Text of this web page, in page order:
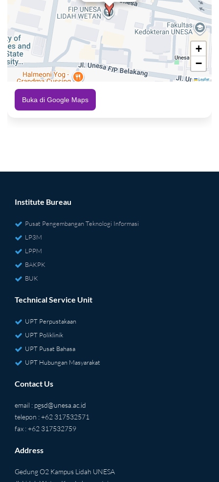
+
−
Leaflet
Buka di Google Maps
Institute Bureau
Pusat Pengembangan Teknologi Informasi
LP3M
LPPM
BAKPK
BUK
Technical Service Unit
UPT Perpustakaan
UPT Poliklinik
UPT Pusat Bahasa
UPT Hubungan Masyarakat
Contact Us
email : pgsd@unesa.ac.id
telepon : +62 317532571
fax : +62 317532759
Address
Gedung O2 Kampus Lidah UNESA